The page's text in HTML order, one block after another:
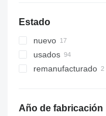
Estado
nuevo
usados
remanufacturado
Año de fabricación